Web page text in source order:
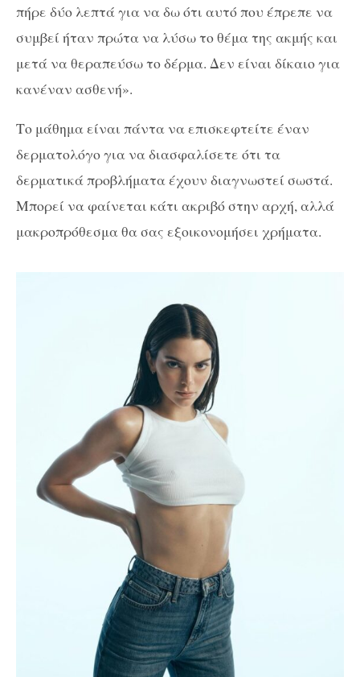
πήρε δύο λεπτά για να δω ότι αυτό που έπρεπε να
συμβεί ήταν πρώτα να λύσω το θέμα της ακμής και
μετά να θεραπεύσω το δέρμα. Δεν είναι δίκαιο για
κανέναν ασθενή».
Το μάθημα είναι πάντα να επισκεφτείτε έναν
δερματολόγο για να διασφαλίσετε ότι τα
δερματικά προβλήματα έχουν διαγνωστεί σωστά.
Μπορεί να φαίνεται κάτι ακριβό στην αρχή, αλλά
μακροπρόθεσμα θα σας εξοικονομήσει χρήματα.